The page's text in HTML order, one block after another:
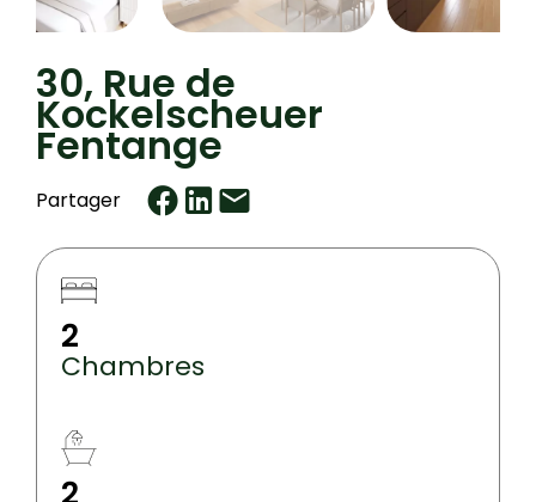
30, Rue de
Kockelscheuer
Fentange
Partager
2
Chambres